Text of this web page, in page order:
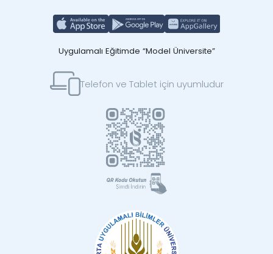
Uygulamalı Eğitimde “Model Üniversite”
Telefon ve Tablet için uyumludur